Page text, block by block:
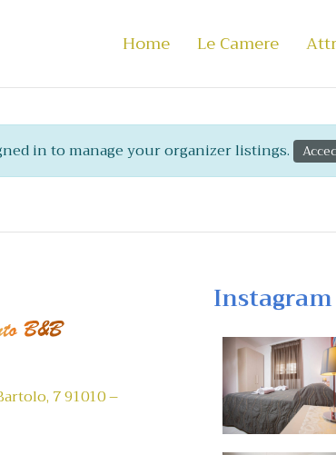
Home Le Camere
in to manage your organizer listings.
7 91010 –
Instagram